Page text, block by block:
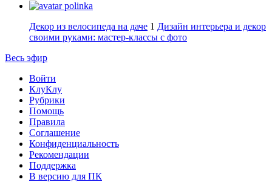
polinka
Декор из велосипеда на даче 1 Дизайн интерьера и декор
своими руками: мастер-классы с фото
Весь эфир
Войти
КлуКлу
Рубрики
Помощь
Правила
Соглашение
Конфиденциальность
Рекомендации
Поддержка
В версию для ПК